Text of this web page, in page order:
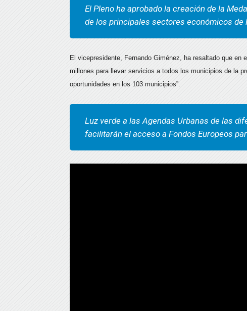
El Pleno ha aprobado la creación de la
de los principales sectores económicos de
El vicepresidente, Fernando Giménez, ha resaltado que en
millones para llevar servicios a todos los municipios de la
oportunidades en los 103 municipios”.
Luz verde a las Agendas Urbanas de las
facilitarán el acceso a Fondos Europeos